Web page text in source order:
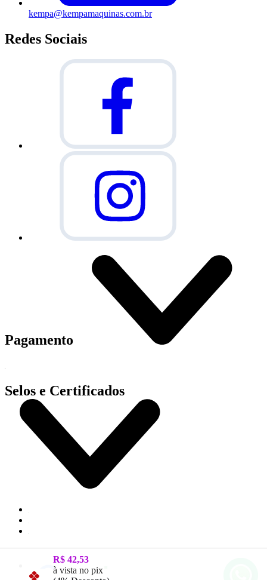
kempa@kempamaquinas.com.br
Redes Sociais
Pagamento
Selos e Certificados
R$ 42,53
à vista no pix